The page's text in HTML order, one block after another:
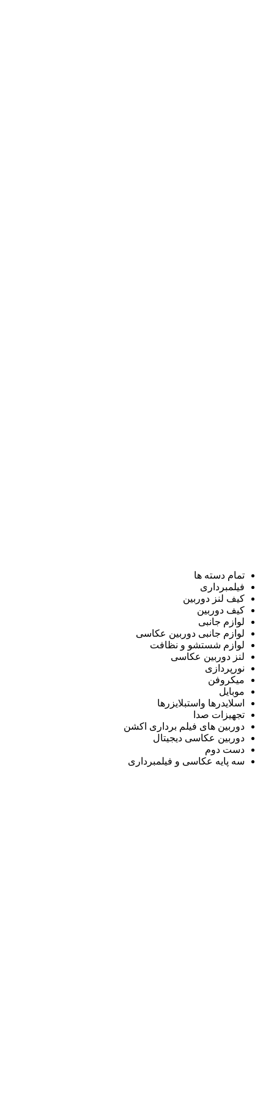
تمام دسته ها
فیلمبرداری
کیف لنز دوربین
کیف دوربین
لوازم جانبی
لوازم جانبی دوربین عکاسی
لوازم شستشو و نظافت
لنز دوربین عکاسی
نورپردازی
میکروفن
موبایل
اسلایدرها واستبلایزرها
تجهیزات صدا
دوربین های فیلم برداری اکشن
دوربین عکاسی دیجیتال
دست دوم
سه پایه عکاسی و فیلمبرداری